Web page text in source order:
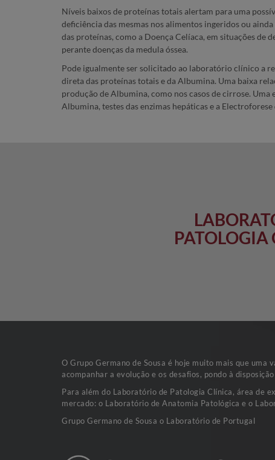
Níveis baixos de proteínas totais alertam para uma
deficiência das mesmas nos alimentos ingeridos ou
das proteínas, como a Doença Celíaca, em situações de
perante doenças da medula óssea.
Pode igualmente ser solicitado ao laboratório clínico a
direta das proteínas totais e da Albumina. Uma baixa
produção de Albumina, como nos casos de cirrose.
Albumina, testes das enzimas hepáticas e a
PATOLOGIA
O Grupo Germano de Sousa é hoje muito mais que
acompanhar a evolução e os desafios, pondo à
Para além do Laboratório de Patologia Clínica, área de
mercado: o Laboratório de Anatomia Patológica e o
Grupo Germano de Sousa o Laboratório de Portugal